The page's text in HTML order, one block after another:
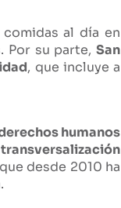
al día en
Por su parte, San
, que incluye a
humanos
transversalización
desde 2010 ha